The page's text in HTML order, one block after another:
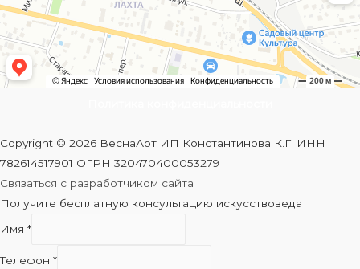
Copyright © 2026 ВеснаАрт ИП Константинова К.Г. ИНН
782614517901 ОГРН 320470400053279
Связаться с разработчиком сайта
Получите бесплатную консультацию искусствоведа
Имя *
Телефон *